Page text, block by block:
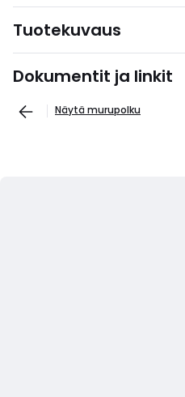
Tuotekuvaus
Dokumentit ja linkit
Näytä murupolku